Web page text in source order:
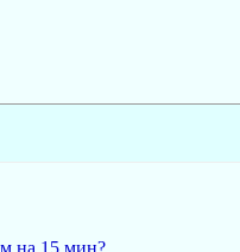
на 15 мин?